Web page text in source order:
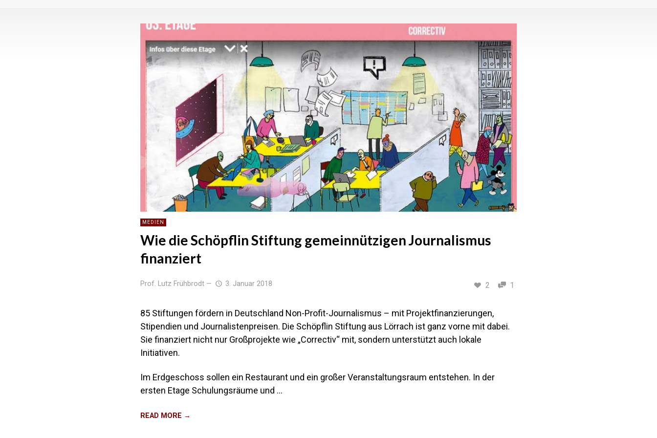
MEDIEN
Wie die Schöpflin Stiftung gemeinnützigen Journalismus
finanziert
Prof. Lutz Frühbrodt — 3. Januar 2018 2 1
85 Stiftungen fördern in Deutschland Non-Profit-Journalismus – mit Projektfinanzierungen,
Stipendien und Journalistenpreisen. Die Schöpflin Stiftung aus Lörrach ist ganz vorne mit dabei.
Sie finanziert nicht nur Großprojekte wie „Correctiv“ mit, sondern unterstützt auch lokale
Initiativen.
Im Erdgeschoss sollen ein Restaurant und ein großer Veranstaltungsraum entstehen. In der
ersten Etage Schulungsräume und …
READ MORE →